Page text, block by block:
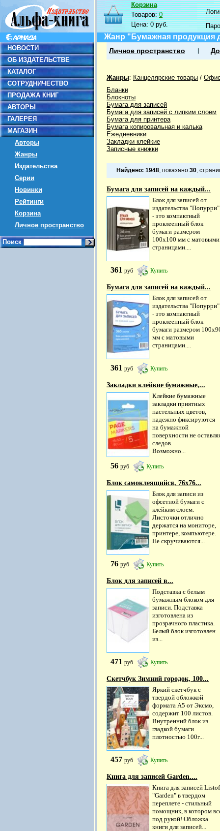
НОВОСТИ
ОБ ИЗДАТЕЛЬСТВЕ
КАТАЛОГ
СОТРУДНИЧЕСТВО
ПРОДАЖА КНИГ
АВТОРЫ
ГАЛЕРЕЯ
МАГАЗИН
Авторы
Жанры
Издательства
Серии
Новинки
Рейтинги
Корзина
Личное пространство
Поиск
Корзина
Товаров:0
Цена:0 руб.
Жанр "Бумажная продукция
Личное пространство
Жанры: Канцелярские товары /
Бланки
Блокноты
Бумага для записей
Бумага для записей с липким слоем
Бумага для принтера
Бумага копировальная и калька
Ежедневники
Закладки клейкие
Записные книжки
Найдено: 1948, показано 30,
Бумага для записей на каждый...
Блок для записей от
издательства "Попурри"
- это компактный
проклеенный блок
бумаги размером
100х100 мм с матовыми
страницами....
361 руб Купить
Бумага для записей на каждый...
Блок для записей от
издательства "Попурри"
- это компактный
проклеенный блок
бумаги размером
мм с матовыми
страницами....
361 руб Купить
Закладки клейкие бумажные,...
Клейкие бумажные
закладки приятных
пастельных цветов,
надежно фиксируются
на бумажной
поверхности не
следов.
Возможно...
56 руб Купить
Блок самоклеящийся, 76х76...
Блок для записи из
офсетной бумаги с
клейким слоем.
Листочки отлично
держатся на мониторе,
принтере, компьютере.
Не скручиваются...
76 руб Купить
Блок для записей в...
Подставка с белым
бумажным блоком для
записи. Подставка
изготовлена из
прозрачного пластика.
Белый блок изготовлен
из...
471 руб Купить
Скетчбук Зимний городок, 100...
Яркий скетчбук с
твердой обложкой
формата А5 от Эксмо,
содержит 100 листов.
Внутренний блок из
гладкой бумаги
плотностью 100г...
457 руб Купить
Книга для записей Garden....
Книга для записей
"Garden" в твердом
переплете - стильный
помощник, в котором
под рукой! Обложка
книги для записей...